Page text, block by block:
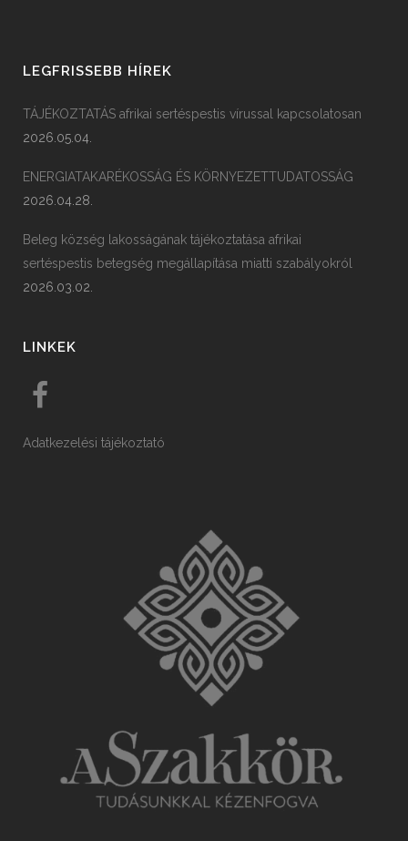
LEGFRISSEBB HÍREK
TÁJÉKOZTATÁS afrikai sertéspestis vírussal kapcsolatosan
2026.05.04.
ENERGIATAKARÉKOSSÁG ÉS KÖRNYEZETTUDATOSSÁG
2026.04.28.
Beleg község lakosságának tájékoztatása afrikai
sertéspestis betegség megállapítása miatti szabályokról
2026.03.02.
LINKEK
Adatkezelési tájékoztató